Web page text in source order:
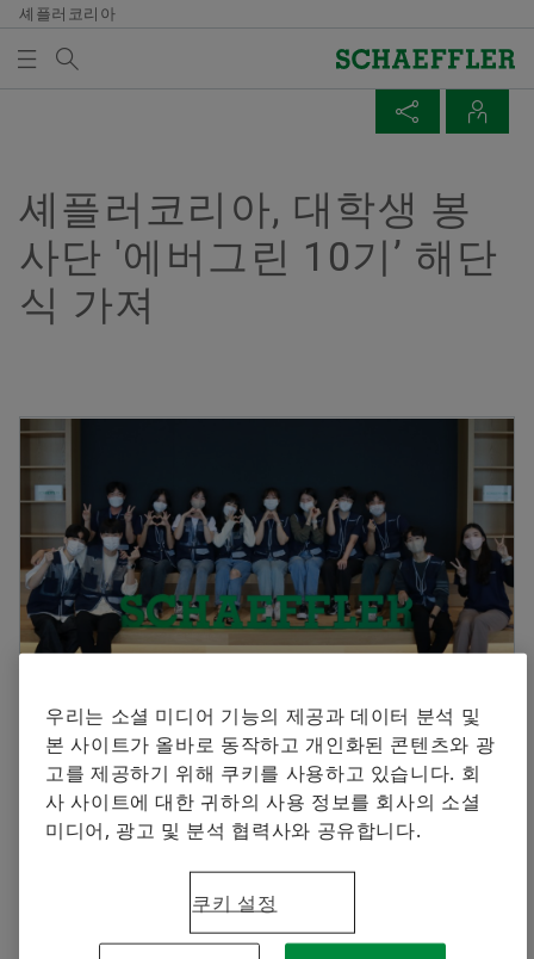
셰플러코리아
회사
연혁
품질과 환경
판매
그룹
셰플러에 오신 것을 환영합니다.
제품과 솔루션
E-Mobility
Powertrain & Chassis
Bearings & Industrial Solutions
디지털 제품
브랜드 보호
Special Machinery
인재 채용
채용정보 검색
자기 개발
종사자
훈련 기관
미디어
보도 자료
미디어 콘텐츠
소셜 뉴스
날짜와 이벤트
Facebook
LinkedIn
Twitter
Yujeong Min
Manager, Communication and Branding Schaeffler
Korea
info.kr@schaeffler.com
미디어 장바구니에 품목이 없습니다. 새 엘리먼트 버튼
을 추가할 때 사용:
매체 수집
실 수 있습니다. 각 매체의 최대 주문 수량은
지금 주문하기
셰플러코리아, 대학생 봉
사단 '에버그린 10기’ 해단
식 가져
2022-09-26 | Seoul
올해로 10년째 이어지는 셰플러코리아의 나눔과 상생
의 가치 실현
글로벌 자동차 및 산업기계용 정밀 부품과 시스템 공급업
우리는 소셜 미디어 기능의 제공과 데이터 분석 및
본 사이트가 올바로 동작하고 개인화된 콘텐츠와 광
고를 제공하기 위해 쿠키를 사용하고 있습니다. 회
사 사이트에 대한 귀하의 사용 정보를 회사의 소셜
미디어, 광고 및 분석 협력사와 공유합니다.
쿠키 설정